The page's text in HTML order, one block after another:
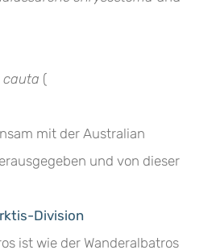
cauta (
mit der Australian
und von dieser
Division
ist wie der Wanderalbatros